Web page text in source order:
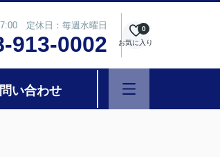
定休日：毎週水曜日
913-0002 お気に入り
0
い合わせ